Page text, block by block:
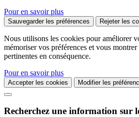
Pour en savoir plus
Sauvegarder les préférences Rejeter les
Nous utilisons les cookies pour améliorer
mémoriser vos préférences et vous
pertinentes en conséquence.
Pour en savoir plus
Accepter les cookies Modifier les
Recherchez une information sur